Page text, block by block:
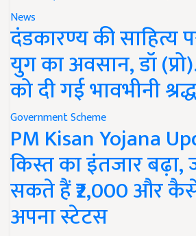
News
दंडकारण्य की साहित्य
युग का अवसान, डॉ
को दी गई भावभीनी
Government Scheme
PM Kisan Yojana
किस्त का इंतजार
सकते हैं ₹2,000 और
अपना स्टेटस